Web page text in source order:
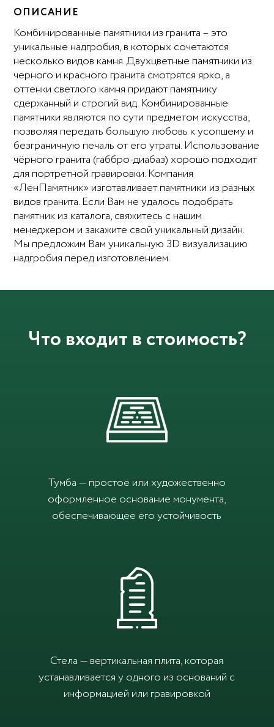
ОПИСАНИЕ
Комбинированные памятники из гранита – это
уникальные надгробия, в которых сочетаются
несколько видов камня. Двухцветные памятники из
черного и красного гранита смотрятся ярко, а
оттенки светлого камня придают памятнику
сдержанный и строгий вид. Комбинированные
памятники являются по сути предметом искусства,
позволяя передать большую любовь к усопшему и
безграничную печаль от его утраты. Использование
чёрного гранита (габбро-диабаз) хорошо подходит
для портретной гравировки. Компания
«ЛенПамятник» изготавливает памятники из разных
видов гранита. Если Вам не удалось подобрать
памятник из каталога, свяжитесь с нашим
менеджером и закажите свой уникальный дизайн.
Мы предложим Вам уникальную 3D визуализацию
надгробия перед изготовлением.
Что входит в стоимость?
Тумба — простое или художественно
оформленное основание монумента,
обеспечивающее его устойчивость
Стела — вертикальная плита, которая
устанавливается у одного из оснований с
информацией или гравировкой